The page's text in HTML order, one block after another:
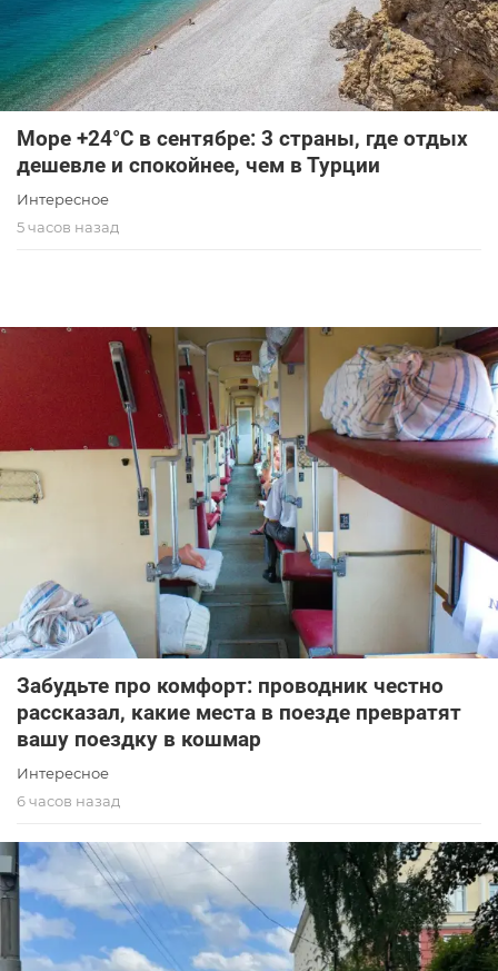
Море +24°C в сентябре: 3 страны, где отдых
дешевле и спокойнее, чем в Турции
Интересное
5 часов назад
Забудьте про комфорт: проводник честно
рассказал, какие места в поезде превратят
вашу поездку в кошмар
Интересное
6 часов назад